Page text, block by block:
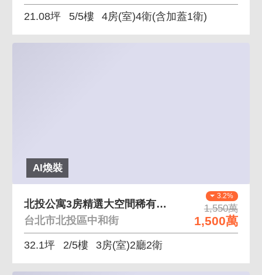
21.08坪 5/5樓 4房(室)4衛(含加蓋1衛)
AI煥裝
3.2%
1,550萬
1,500萬
北投公寓3房精選大空間稀有釋出
台北市北投區中和街
32.1坪 2/5樓 3房(室)2廳2衛